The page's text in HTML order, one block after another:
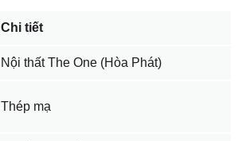
Chi tiết
Nội thất The One (Hòa Phát)
Thép mạ